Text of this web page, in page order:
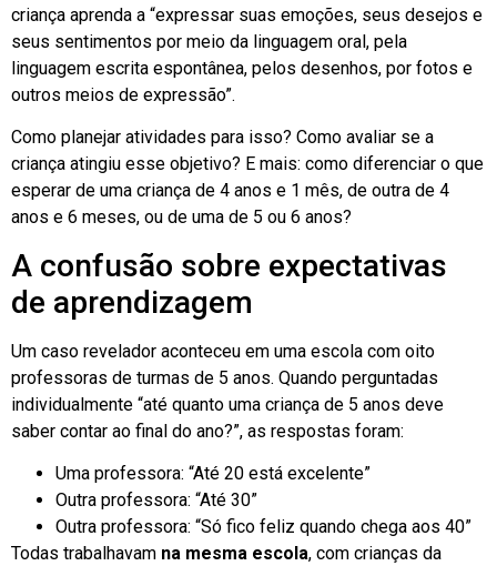
criança aprenda a “expressar suas emoções, seus desejos e
seus sentimentos por meio da linguagem oral, pela
linguagem escrita espontânea, pelos desenhos, por fotos e
outros meios de expressão”.
Como planejar atividades para isso? Como avaliar se a
criança atingiu esse objetivo? E mais: como diferenciar o que
esperar de uma criança de 4 anos e 1 mês, de outra de 4
anos e 6 meses, ou de uma de 5 ou 6 anos?
A confusão sobre expectativas
de aprendizagem
Um caso revelador aconteceu em uma escola com oito
professoras de turmas de 5 anos. Quando perguntadas
individualmente “até quanto uma criança de 5 anos deve
saber contar ao final do ano?”, as respostas foram:
Uma professora: “Até 20 está excelente”
Outra professora: “Até 30”
Outra professora: “Só fico feliz quando chega aos 40”
Todas trabalhavam na mesma escola, com crianças da